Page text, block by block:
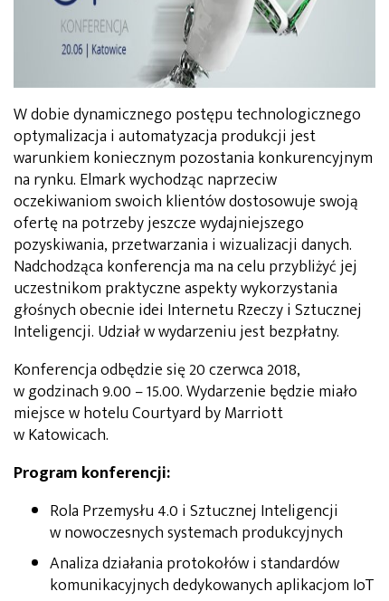
W dobie dynamicznego postępu technologicznego
optymalizacja i automatyzacja produkcji jest
warunkiem koniecznym pozostania konkurencyjnym
na rynku. Elmark wychodząc naprzeciw
oczekiwaniom swoich klientów dostosowuje swoją
ofertę na potrzeby jeszcze wydajniejszego
pozyskiwania, przetwarzania i wizualizacji danych.
Nadchodząca konferencja ma na celu przybliżyć jej
uczestnikom praktyczne aspekty wykorzystania
głośnych obecnie idei Internetu Rzeczy i Sztucznej
Inteligencji. Udział w wydarzeniu jest bezpłatny.
Konferencja odbędzie się 20 czerwca 2018,
w godzinach 9.00 – 15.00. Wydarzenie będzie miało
miejsce w hotelu Courtyard by Marriott
w Katowicach.
Program konferencji:
Rola Przemysłu 4.0 i Sztucznej Inteligencji
w nowoczesnych systemach produkcyjnych
Analiza działania protokołów i standardów
komunikacyjnych dedykowanych aplikacjom IoT